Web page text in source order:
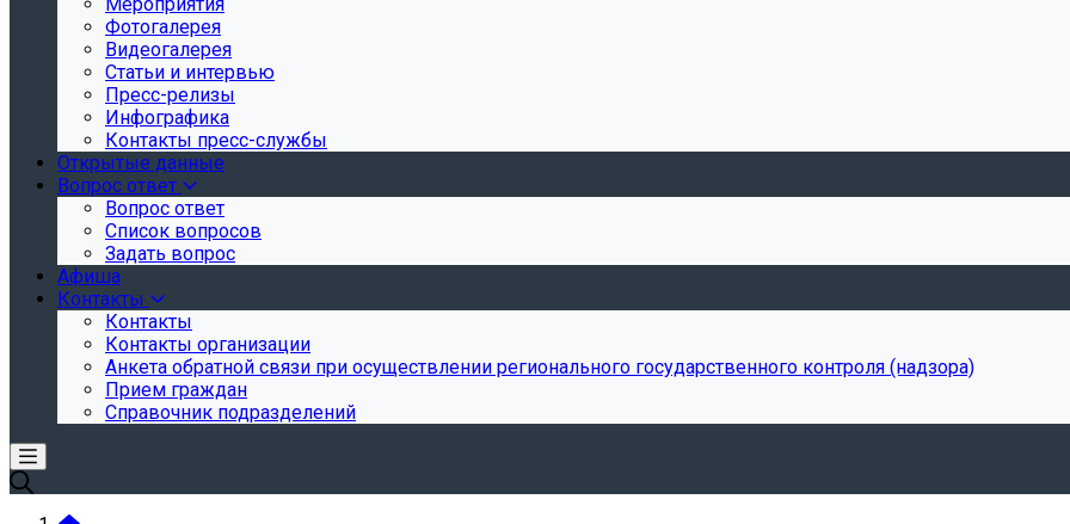
Мероприятия
Фотогалерея
Видеогалерея
Статьи и интервью
Пресс-релизы
Инфографика
Контакты пресс-службы
Открытые данные
Вопрос ответ
Вопрос ответ
Список вопросов
Задать вопрос
Афиша
Контакты
Контакты
Контакты организации
Анкета обратной связи при осуществлении регионального государственного контроля (надзора)
Прием граждан
Справочник подразделений